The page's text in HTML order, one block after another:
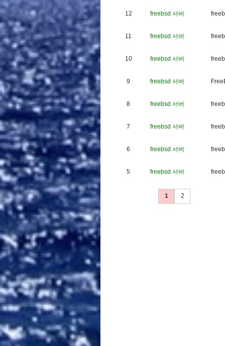
12 freebsd 서버 freeb
11 freebsd 서버 freeb
10 freebsd 서버 freeb
9 freebsd 서버 Free
8 freebsd 서버 freeb
7 freebsd 서버 freeb
6 freebsd 서버 freeb
5 freebsd 서버 freeb
1 2